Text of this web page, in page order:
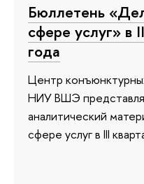
Бюллетень
сфере услуг» в
года
Центр
НИУ ВШЭ
аналитический
сфере услуг в III